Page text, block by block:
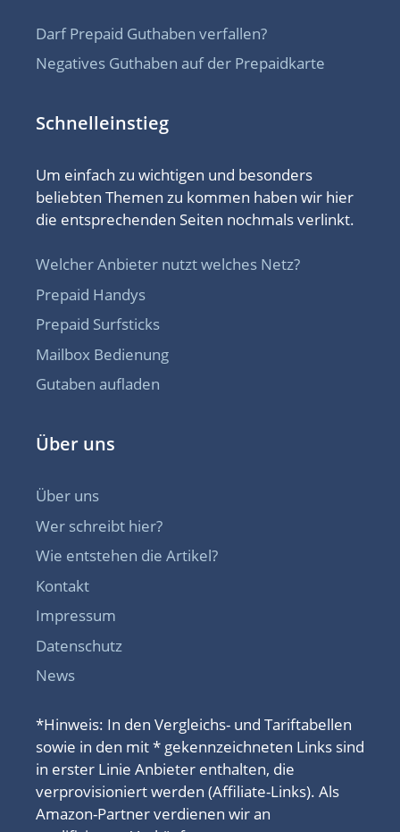
Darf Prepaid Guthaben verfallen?
Negatives Guthaben auf der Prepaidkarte
Schnelleinstieg
Um einfach zu wichtigen und besonders
beliebten Themen zu kommen haben wir hier
die entsprechenden Seiten nochmals verlinkt.
Welcher Anbieter nutzt welches Netz?
Prepaid Handys
Prepaid Surfsticks
Mailbox Bedienung
Gutaben aufladen
Über uns
Über uns
Wer schreibt hier?
Wie entstehen die Artikel?
Kontakt
Impressum
Datenschutz
News
*Hinweis: In den Vergleichs- und Tariftabellen
sowie in den mit * gekennzeichneten Links sind
in erster Linie Anbieter enthalten, die
verprovisioniert werden (Affiliate-Links). Als
Amazon-Partner verdienen wir an